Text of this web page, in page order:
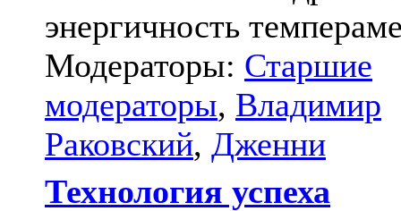
энергичность
Модераторы: Старшие
модераторы, Владимир
Раковский, Дженни
Технология успеха